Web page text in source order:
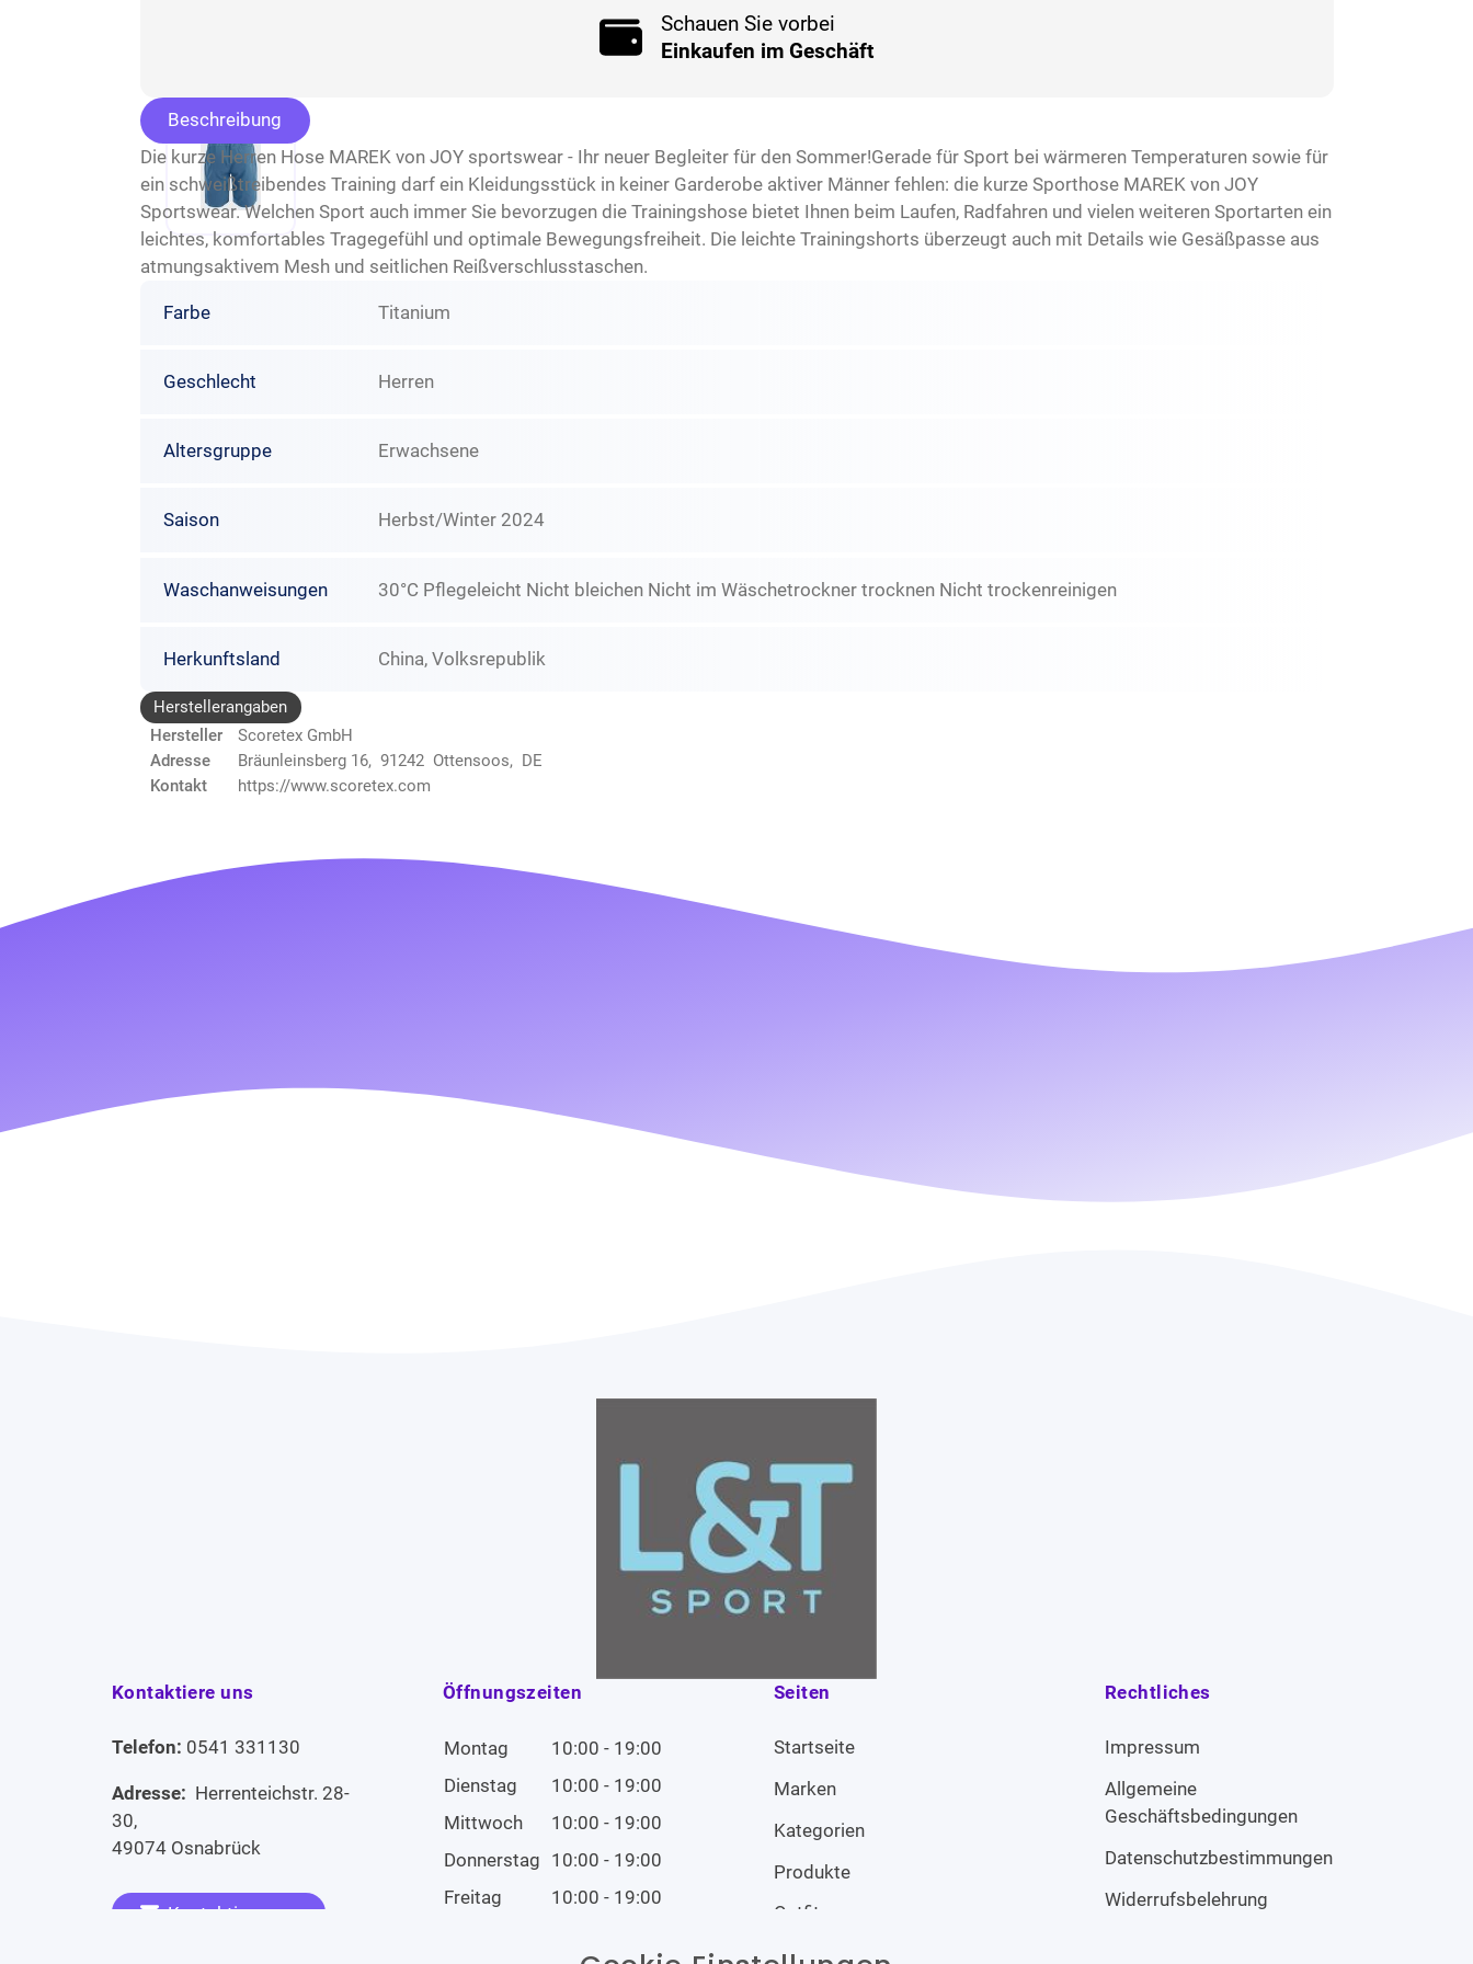
Schauen Sie vorbei
Einkaufen im Geschäft
Beschreibung
Die kurze Herren Hose MAREK von JOY sportswear - Ihr neuer Begleiter für den Sommer!Gerade für Sport bei wärmeren Temperaturen sowie für
ein schweißtreibendes Training darf ein Kleidungsstück in keiner Garderobe aktiver Männer fehlen: die kurze Sporthose MAREK von JOY
Sportswear. Welchen Sport auch immer Sie bevorzugen die Trainingshose bietet Ihnen beim Laufen, Radfahren und vielen weiteren Sportarten ein
leichtes, komfortables Tragegefühl und optimale Bewegungsfreiheit. Die leichte Trainingshorts überzeugt auch mit Details wie Gesäßpasse aus
atmungsaktivem Mesh und seitlichen Reißverschlusstaschen.
Farbe Titanium
Geschlecht Herren
Altersgruppe Erwachsene
Saison Herbst/Winter 2024
Waschanweisungen 30°C Pflegeleicht Nicht bleichen Nicht im Wäschetrockner trocknen Nicht trockenreinigen
Herkunftsland China, Volksrepublik
Herstellerangaben
Hersteller
Scoretex GmbH
Adresse
Bräunleinsberg 16, 91242 Ottensoos, DE
Kontakt
https://www.scoretex.com
Kontaktiere uns
Telefon: 0541 331130
Adresse: Herrenteichstr. 28-
30,
49074 Osnabrück
Kontaktiere uns
Öffnungszeiten
Montag
10:00 - 19:00
Dienstag
10:00 - 19:00
Mittwoch
10:00 - 19:00
Donnerstag 10:00 - 19:00
Freitag
10:00 - 19:00
Seiten
Startseite
Marken
Kategorien
Produkte
Outfits
Rechtliches
Impressum
Allgemeine
Geschäftsbedingungen
Datenschutzbestimmungen
Widerrufsbelehrung